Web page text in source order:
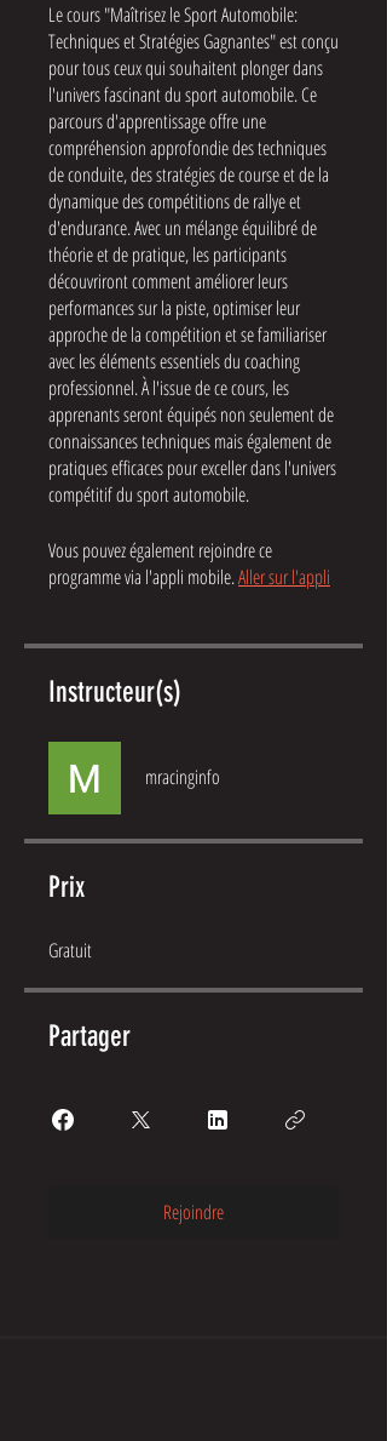
Le cours "Maîtrisez le Sport Automobile:
Techniques et Stratégies Gagnantes" est conçu
pour tous ceux qui souhaitent plonger dans
l'univers fascinant du sport automobile. Ce
parcours d'apprentissage offre une
compréhension approfondie des techniques
de conduite, des stratégies de course et de la
dynamique des compétitions de rallye et
d'endurance. Avec un mélange équilibré de
théorie et de pratique, les participants
découvriront comment améliorer leurs
performances sur la piste, optimiser leur
approche de la compétition et se familiariser
avec les éléments essentiels du coaching
professionnel. À l'issue de ce cours, les
apprenants seront équipés non seulement de
connaissances techniques mais également de
pratiques efficaces pour exceller dans l'univers
compétitif du sport automobile.
Vous pouvez également rejoindre ce
programme via l'appli mobile.Aller sur l'appli
Instructeur(s)
mracinginfo
Prix
Gratuit
Partager
Rejoindre